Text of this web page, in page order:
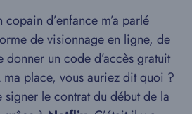
d’enfance m’a parlé
de visionnage en ligne, de
un code d’accès gratuit
place, vous auriez dit quoi ?
signer le contrat du début de la